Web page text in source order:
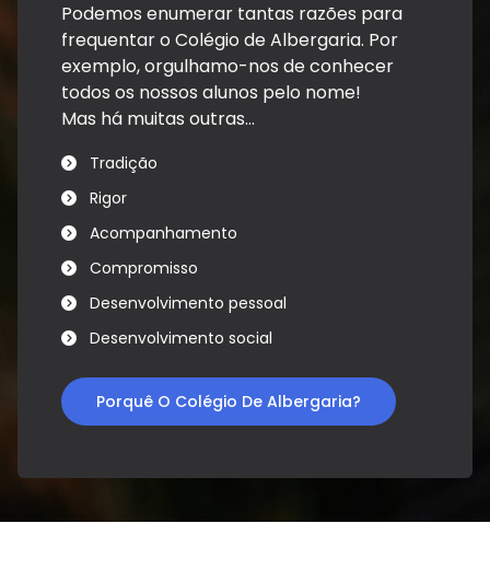
Podemos enumerar tantas razões para
frequentar o Colégio de Albergaria. Por
exemplo, orgulhamo-nos de conhecer
todos os nossos alunos pelo nome!
Mas há muitas outras...
Tradição
Rigor
Acompanhamento
Compromisso
Desenvolvimento pessoal
Desenvolvimento social
Porquê O Colégio De Albergaria?